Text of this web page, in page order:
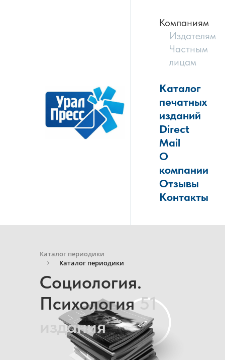
Компаниям
Издателям
Частным
лицам
Каталог
печатных
изданий
Direct
Mail
О
компании
Отзывы
Контакты
Каталог периодики
Каталог периодики
Социология.
Психология51
издания